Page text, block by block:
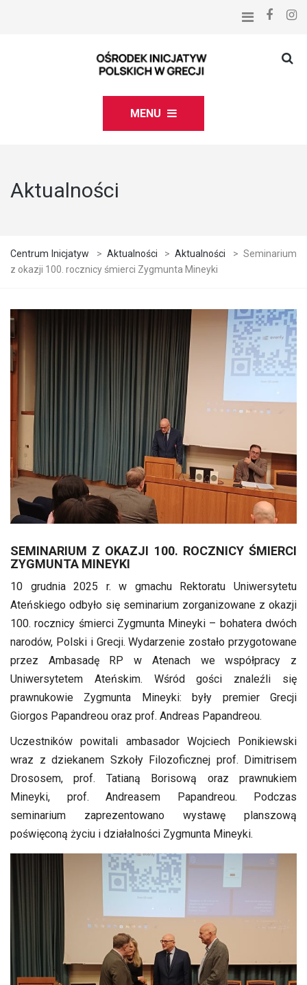
MENU
Aktualności
Centrum Inicjatyw > Aktualności > Aktualności > Seminarium
z okazji 100. rocznicy śmierci Zygmunta Mineyki
SEMINARIUM Z OKAZJI 100. ROCZNICY ŚMIERCI
ZYGMUNTA MINEYKI
10 grudnia 2025 r. w gmachu Rektoratu Uniwersytetu
Ateńskiego odbyło się seminarium zorganizowane z okazji
100. rocznicy śmierci Zygmunta Mineyki – bohatera dwóch
narodów, Polski i Grecji.Wydarzenie zostało przygotowane
przez Ambasadę RP w Atenach we współpracy z
Uniwersytetem Ateńskim. Wśród gości znaleźli się
prawnukowie Zygmunta Mineyki: były premier Grecji
Giorgos Papandreou oraz prof. Andreas Papandreou.
Uczestników powitali ambasador Wojciech Ponikiewski
wraz z dziekanem Szkoły Filozoficznej prof. Dimitrisem
Drososem, prof. Tatianą Borisową oraz prawnukiem
Mineyki, prof. Andreasem Papandreou. Podczas
seminarium zaprezentowano wystawę planszową
poświęconą życiu i działalności Zygmunta Mineyki.